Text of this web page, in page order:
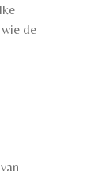
de